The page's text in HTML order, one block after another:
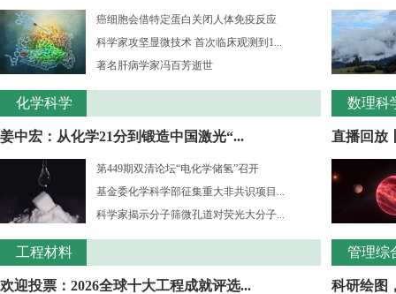
癌细胞会借特定蛋白关闭人体免疫反应
科学家攻坚显微技术 首次临床观测到1...
著名肝病学家冯百芳逝世
化学科学
姜中宏：从化学21分到锻造中国激光“...
第449期双清论坛“电化学储氢”召开
基金委化学科学部征集重大非共识项目...
科学家揭示分子筛微孔道对荧光大分子...
工程材料
欢迎投票：2026全球十大工程成就评选...
数理科
直播回放
管理综
科研绘图